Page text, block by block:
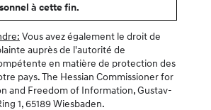
à cette fin.
Vous avez également le droit de
auprès de l'autorité de
en matière de protection des
pays. The Hessian Commissioner for
and Freedom of Information, Gustav-
1, 65189 Wiesbaden.